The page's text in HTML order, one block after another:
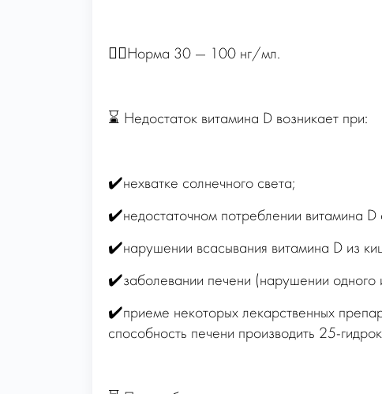
☝🏻Норма 30 — 100 нг/мл.
⌛️ Недостаток витамина D возникает при:
✔️нехватке солнечного света;
✔️недостаточном потреблении витамина D
✔️нарушении всасывания витамина D из
✔️заболевании печени (нарушении одного
✔️приеме некоторых лекарственных
способность печени производить 25-